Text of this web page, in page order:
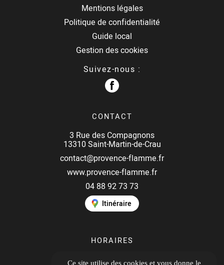
Mentions légales
Politique de confidentialité
Guide local
Gestion des cookies
Suivez-nous :
CONTACT
3 Rue des Compagnons
13310 Saint-Martin-de-Crau
contact@provence-flamme.fr
www.provence-flamme.fr
04 88 92 73 73
Itinéraire
HORAIRES
Ouvert du lundi au jeudi
Ce site utilise des cookies et vous donne le